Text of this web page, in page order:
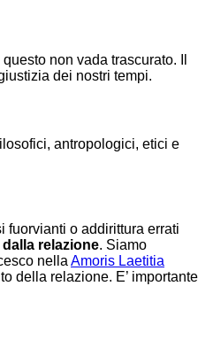
non vada trascurato. Il
dei nostri tempi.
antropologici, etici e
fuorvianti o addirittura errati
relazione. Siamo
nella Amoris Laetitia
della relazione. E’ importante